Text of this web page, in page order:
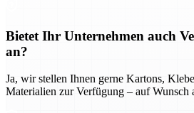
Bietet Ihr Unternehmen auch
an?
Ja, wir stellen Ihnen gerne Kartons,
Materialien zur Verfügung – auf Wunsch